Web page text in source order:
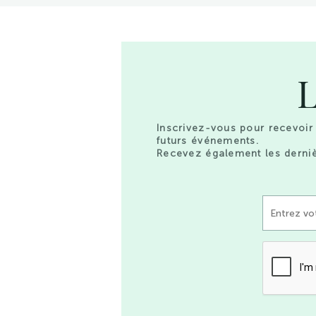
Inscrivez-vous pour recevoir
futurs événements.
Recevez également les